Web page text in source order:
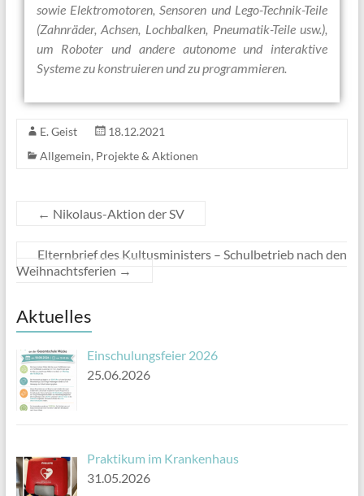
sowie Elektromotoren, Sensoren und Lego-Technik-Teile
(Zahnräder, Achsen, Lochbalken, Pneumatik-Teile usw.),
um Roboter und andere autonome und interaktive
Systeme zu konstruieren und zu programmieren.
E. Geist
18.12.2021
Allgemein, Projekte & Aktionen
← Nikolaus-Aktion der SV
Elternbrief des Kultusministers – Schulbetrieb nach den
Weihnachtsferien →
Aktuelles
Einschulungsfeier 2026
25.06.2026
Praktikum im Krankenhaus
31.05.2026